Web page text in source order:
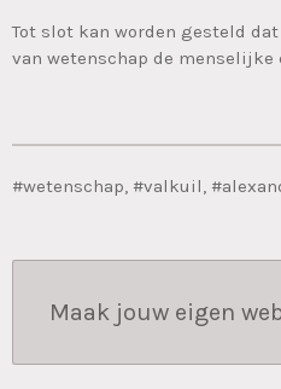
Tot slot kan worden gesteld
van wetenschap de menselijke
#wetenschap, #valkuil,
Maak jouw eigen